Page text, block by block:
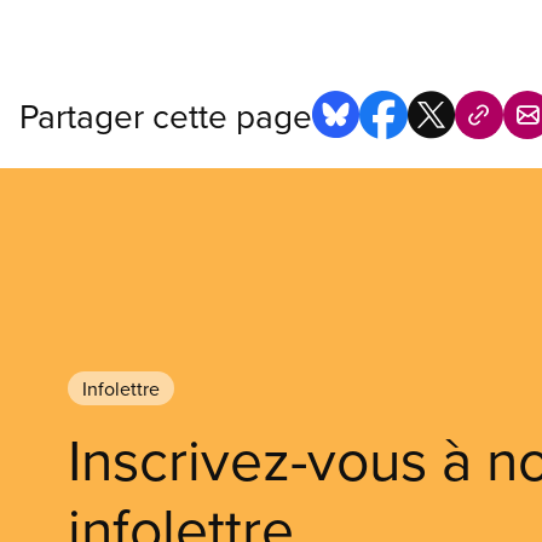
Partager cette page
Infolettre
Inscrivez-vous à